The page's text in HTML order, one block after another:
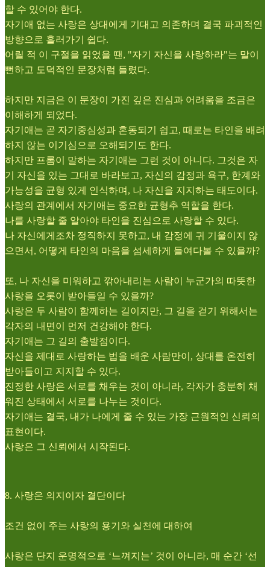
할 수 있어야 한다.
자기애 없는 사랑은 상대에게 기대고 의존하며 결국 파괴적인
방향으로 흘러가기 쉽다.
어릴 적 이 구절을 읽었을 땐, "자기 자신을 사랑하라"는 말이
뻔하고 도덕적인 문장처럼 들렸다.
하지만 지금은 이 문장이 가진 깊은 진심과 어려움을 조금은
이해하게 되었다.
자기애는 곧 자기중심성과 혼동되기 쉽고, 때로는 타인을 배려
하지 않는 이기심으로 오해되기도 한다.
하지만 프롬이 말하는 자기애는 그런 것이 아니다. 그것은 자
기 자신을 있는 그대로 바라보고, 자신의 감정과 욕구, 한계와
가능성을 균형 있게 인식하며, 나 자신을 지지하는 태도이다.
사랑의 관계에서 자기애는 중요한 균형추 역할을 한다.
나를 사랑할 줄 알아야 타인을 진심으로 사랑할 수 있다.
나 자신에게조차 정직하지 못하고, 내 감정에 귀 기울이지 않
으면서, 어떻게 타인의 마음을 섬세하게 들여다볼 수 있을까?
또, 나 자신을 미워하고 깎아내리는 사람이 누군가의 따뜻한
사랑을 오롯이 받아들일 수 있을까?
사랑은 두 사람이 함께하는 길이지만, 그 길을 걷기 위해서는
각자의 내면이 먼저 건강해야 한다.
자기애는 그 길의 출발점이다.
자신을 제대로 사랑하는 법을 배운 사람만이, 상대를 온전히
받아들이고 지지할 수 있다.
진정한 사랑은 서로를 채우는 것이 아니라, 각자가 충분히 채
워진 상태에서 서로를 나누는 것이다.
자기애는 결국, 내가 나에게 줄 수 있는 가장 근원적인 신뢰의
표현이다.
사랑은 그 신뢰에서 시작된다.
8. 사랑은 의지이자 결단이다
조건 없이 주는 사랑의 용기와 실천에 대하여
사랑은 단지 운명적으로 ‘느껴지는’ 것이 아니라, 매 순간 ‘선